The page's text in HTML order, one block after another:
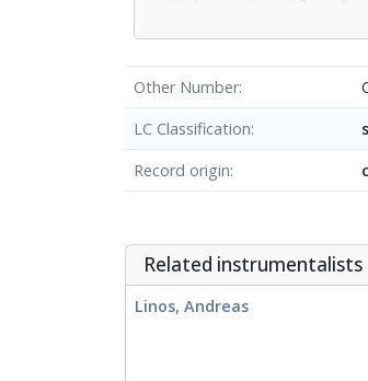
Other Number
LC Classification
Record origin
Related instrumentalists
Linos, Andreas